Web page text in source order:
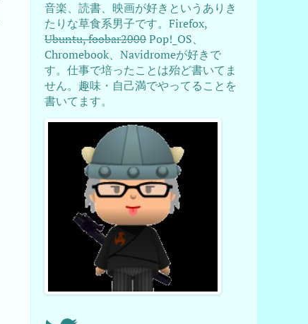
音楽、読書、映画が好きというありき
たりな草食系男子です。Firefox,
Ubuntu, foobar2000Pop!_OS、
Chromebook、Navidromeが好きで
す。仕事で培ったことは殆ど書いてま
せん。趣味・自己満でやってることを
書いてます。